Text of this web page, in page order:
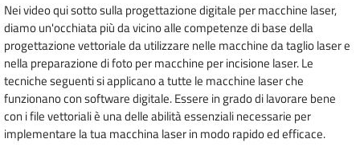
Nei video qui sotto sulla progettazione digitale per macchine laser,
diamo un'occhiata più da vicino alle competenze di base della
progettazione vettoriale da utilizzare nelle macchine da taglio laser e
nella preparazione di foto per macchine per incisione laser. Le
tecniche seguenti si applicano a tutte le macchine laser che
funzionano con software digitale. Essere in grado di lavorare bene
con i file vettoriali è una delle abilità essenziali necessarie per
implementare la tua macchina laser in modo rapido ed efficace.